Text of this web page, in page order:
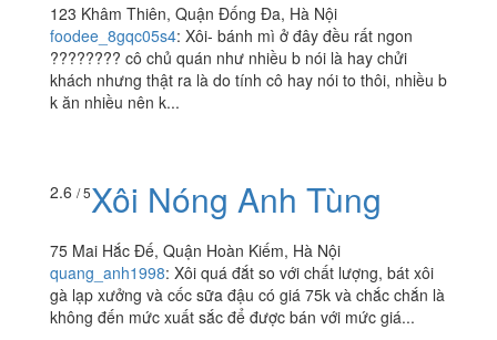
123 Khâm Thiên, Quận Đống Đa, Hà Nội
foodee_8gqc05s4: Xôi- bánh mì ở đây đều rất ngon
???????? cô chủ quán như nhiều b nói là hay chửi
khách nhưng thật ra là do tính cô hay nói to thôi, nhiều b
k ăn nhiều nên k...
2.6 / 5Xôi Nóng Anh Tùng
75 Mai Hắc Đế, Quận Hoàn Kiếm, Hà Nội
quang_anh1998: Xôi quá đắt so với chất lượng, bát xôi
gà lạp xưởng và cốc sữa đậu có giá 75k và chắc chắn là
không đến mức xuất sắc để được bán với mức giá...